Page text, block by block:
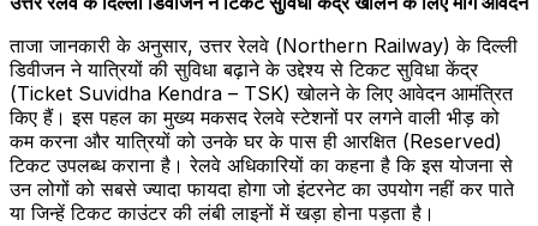
ताजा जानकारी के अनुसार, उत्तर रेलवे (Northern Railway) के दिल्ली
डिवीजन ने यात्रियों की सुविधा बढ़ाने के उद्देश्य से टिकट सुविधा केंद्र
(Ticket Suvidha Kendra – TSK) खोलने के लिए आवेदन आमंत्रित
किए हैं। इस पहल का मुख्य मकसद रेलवे स्टेशनों पर लगने वाली भीड़ को
कम करना और यात्रियों को उनके घर के पास ही आरक्षित (Reserved)
टिकट उपलब्ध कराना है। रेलवे अधिकारियों का कहना है कि इस योजना से
उन लोगों को सबसे ज्यादा फायदा होगा जो इंटरनेट का उपयोग नहीं कर पाते
या जिन्हें टिकट काउंटर की लंबी लाइनों में खड़ा होना पड़ता है।